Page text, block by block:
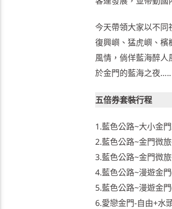
今天帶領大家以不同
復興嶼、猛虎嶼、檳
風情，倘佯藍海醉
於金門的藍海之夜…..
五倍券套裝行程
1.藍色公路~大小金
2.藍色公路~金門微
3.藍色公路~金門微
4.藍色公路~漫遊金
5.藍色公路~漫遊金
6.愛戀金門-自由+水